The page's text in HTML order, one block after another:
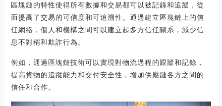
區塊鏈的特性使得所有數據和交易都可以被記錄和追蹤，從
而提高了交易的可信度和可追溯性。通過建立區塊鏈上的信
任網絡，個人和機構之間可以建立起多方信任關系，減少信
息不對稱和欺詐行為。
例如，通過區塊鏈技術可以實現對物流過程的跟蹤和記錄，
提高貨物的追蹤能力和交付安全性，增加供應鏈各方之間的
信任和合作。